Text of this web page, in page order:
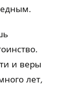
и веры
лет,